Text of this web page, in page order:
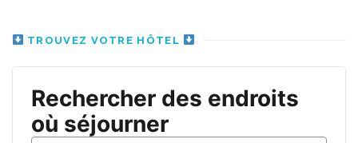
TROUVEZ VOTRE HÔTEL